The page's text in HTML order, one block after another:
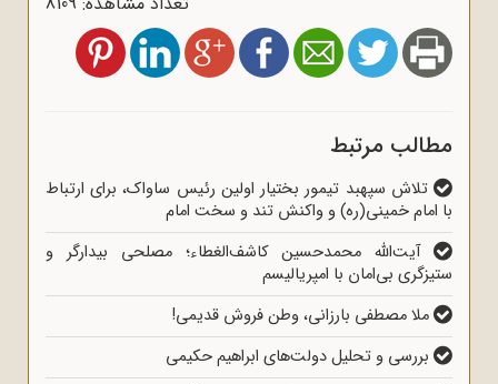
مطالب مرتبط
تلاش سپهبد تیمور بختیار اولین رئیس ساواک، برای ارتباط
با امام خمینی(ره) و واکنش تند و سخت امام
آیت‌الله محمدحسین کاشف‌الغطاء؛ مصلحی بیدارگر و
ستیزگری بی‌امان با امپریالیسم
ملا مصطفی بارزانی، وطن فروش قدیمی!
بررسی و تحلیل دولت‌های ابراهیم حکیمی